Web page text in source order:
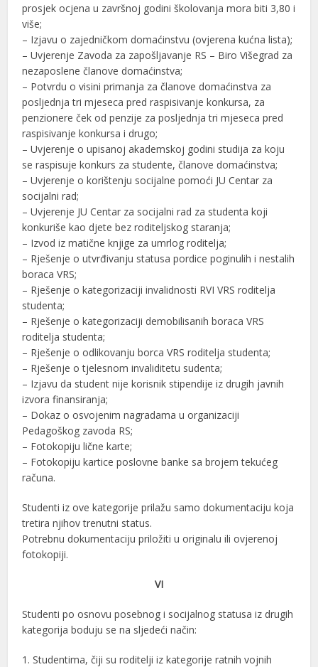
prosjek ocjena u završnoj godini školovanja mora biti 3,80 i
više;
– Izjavu o zajedničkom domaćinstvu (ovjerena kućna lista);
– Uvjerenje Zavoda za zapošljavanje RS – Biro Višegrad za
nezaposlene članove domaćinstva;
– Potvrdu o visini primanja za članove domaćinstva za
posljednja tri mjeseca pred raspisivanje konkursa, za
penzionere ček od penzije za posljednja tri mjeseca pred
raspisivanje konkursa i drugo;
– Uvjerenje o upisanoj akademskoj godini studija za koju
se raspisuje konkurs za studente, članove domaćinstva;
– Uvjerenje o korištenju socijalne pomoći JU Centar za
socijalni rad;
– Uvjerenje JU Centar za socijalni rad za studenta koji
konkuriše kao djete bez roditeljskog staranja;
– Izvod iz matične knjige za umrlog roditelja;
– Rješenje o utvrđivanju statusa pordice poginulih i nestalih
boraca VRS;
– Rješenje o kategorizaciji invalidnosti RVI VRS roditelja
studenta;
– Rješenje o kategorizaciji demobilisanih boraca VRS
roditelja studenta;
– Rješenje o odlikovanju borca VRS roditelja studenta;
– Rješenje o tjelesnom invaliditetu sudenta;
– Izjavu da student nije korisnik stipendije iz drugih javnih
izvora finansiranja;
– Dokaz o osvojenim nagradama u organizaciji
Pedagoškog zavoda RS;
– Fotokopiju lične karte;
– Fotokopiju kartice poslovne banke sa brojem tekućeg
računa.
Studenti iz ove kategorije prilažu samo dokumentaciju koja
tretira njihov trenutni status.
Potrebnu dokumentaciju priložiti u originalu ili ovjerenoj
fotokopiji.
VI
Studenti po osnovu posebnog i socijalnog statusa iz drugih
kategorija boduju se na sljedeći način:
1. Studentima, čiji su roditelji iz kategorije ratnih vojnih